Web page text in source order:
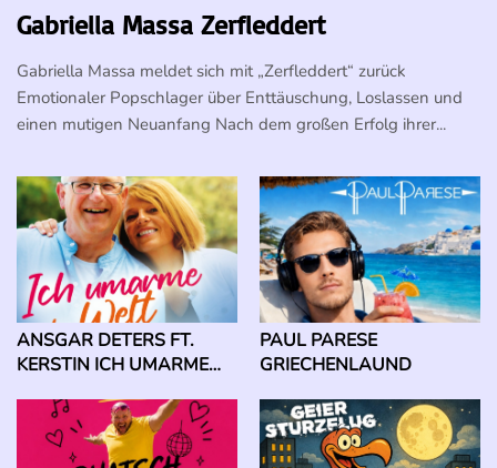
Gabriella Massa Zerfleddert
Gabriella Massa meldet sich mit „Zerfleddert“ zurück
Emotionaler Popschlager über Enttäuschung, Loslassen und
einen mutigen Neuanfang Nach dem großen Erfolg ihrer...
ANSGAR DETERS FT.
KERSTIN ICH UMARME
PAUL PARESE
GRIECHENLAUND